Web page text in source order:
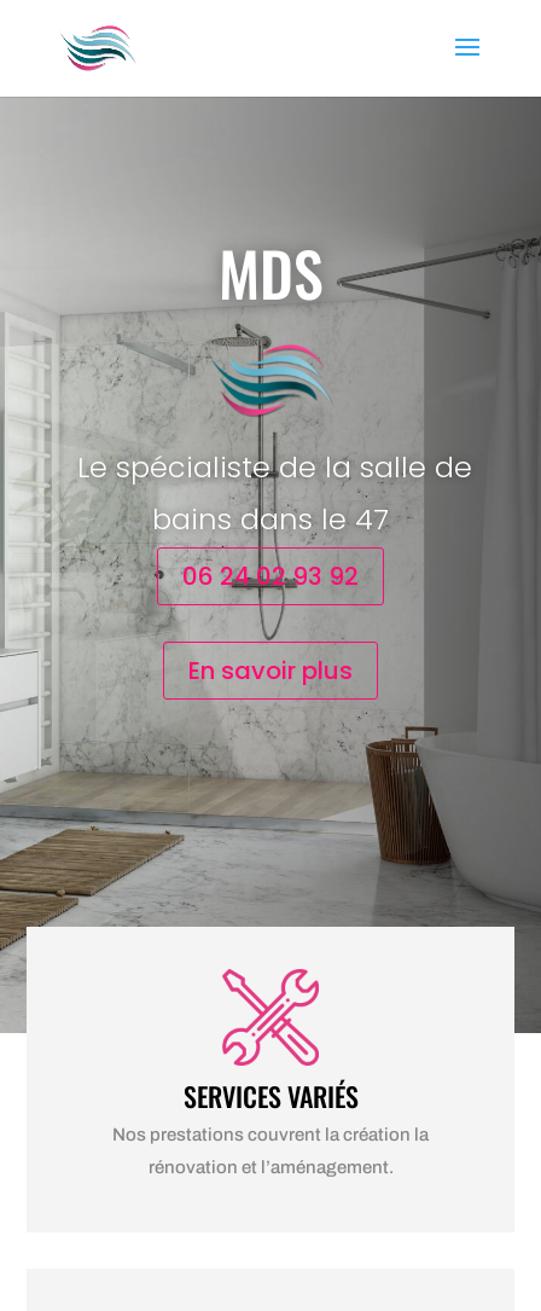
MDS
Le spécialiste de la salle de
bains dans le 47
06 24 02 93 92
En savoir plus
SERVICES VARIÉS
Nos prestations couvrent la création la
rénovation et l’aménagement.